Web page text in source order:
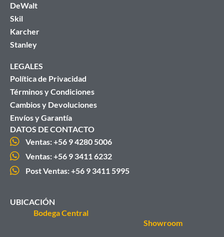
DeWalt
Skil
Karcher
Stanley
LEGALES
Política de Privacidad
Términos y Condiciones
Cambios y Devoluciones
Envíos y Garantía
DATOS DE CONTACTO
Ventas: +56 9 4280 5006
Ventas: +56 9 3411 6232
Post Ventas: +56 9 3411 5995
UBICACIÓN
Bodega Central
Showroom